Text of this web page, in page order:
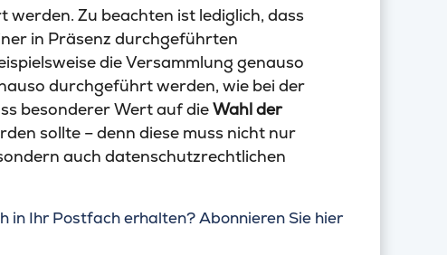
Zu beachten ist lediglich, dass
in Präsenz durchgeführten
die Versammlung genauso
durchgeführt werden, wie bei der
besonderer Wert auf dieWahl der
sollte – denn diese muss nicht nur
auch datenschutzrechtlichen
in Ihr Postfach erhalten? Abonnieren Sie hier